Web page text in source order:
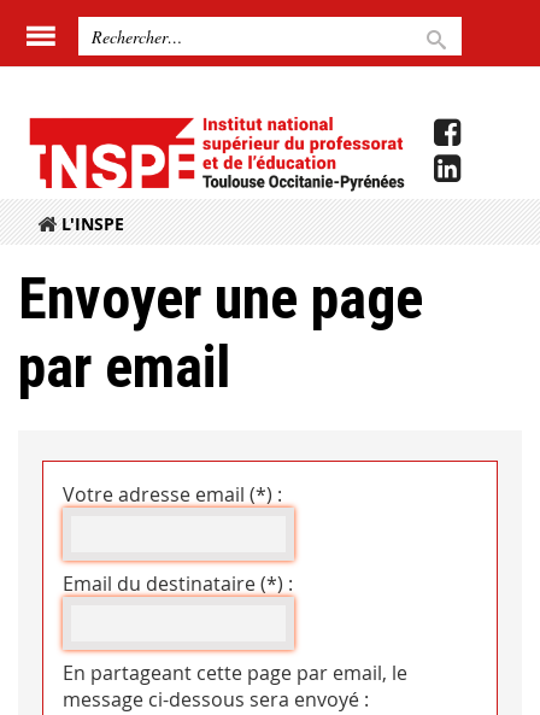
L'INSPE
Envoyer une page
par email
Votre adresse email (*) :
Email du destinataire (*) :
En partageant cette page par email, le
message ci-dessous sera envoyé :